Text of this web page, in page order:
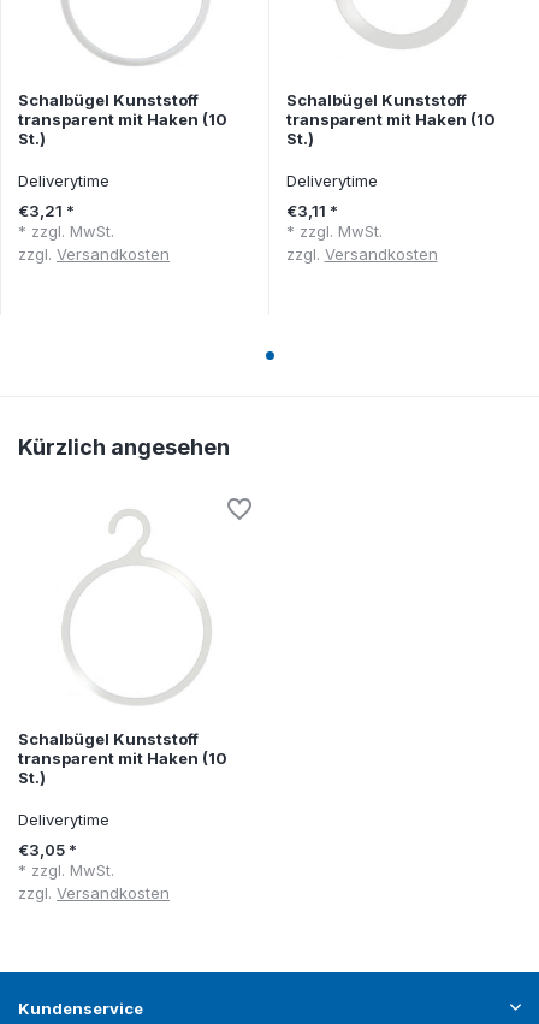
Schalbügel Kunststoff
transparent mit Haken (10
St.)
Deliverytime
€3,21 *
* zzgl. MwSt.
zzgl. Versandkosten
Schalbügel Kunststoff
transparent mit Haken (10
St.)
Deliverytime
€3,11 *
* zzgl. MwSt.
zzgl. Versandkosten
Kürzlich angesehen
Schalbügel Kunststoff
transparent mit Haken (10
St.)
Deliverytime
€3,05 *
* zzgl. MwSt.
zzgl. Versandkosten
Kundenservice